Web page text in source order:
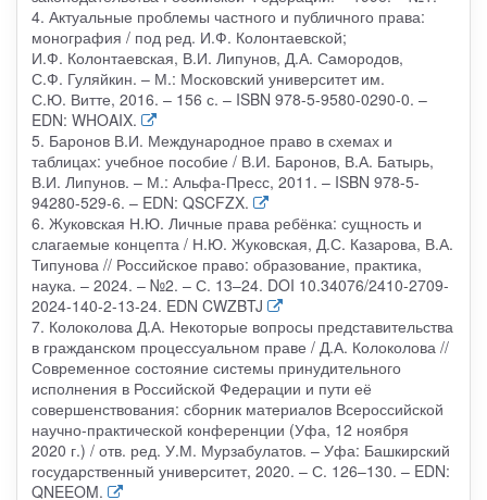
4. Актуальные проблемы частного и публичного права:
монография / под ред. И.Ф. Колонтаевской;
И.Ф. Колонтаевская, В.И. Липунов, Д.А. Самородов,
С.Ф. Гуляйкин. – М.: Московский университет им.
С.Ю. Витте, 2016. – 156 с. – ISBN 978-5-9580-0290-0. –
EDN: WHOAIX.
5. Баронов В.И. Международное право в схемах и
таблицах: учебное пособие / В.И. Баронов, В.А. Батырь,
В.И. Липунов. – М.: Альфа-Пресс, 2011. – ISBN 978-5-
94280-529-6. – EDN: QSCFZX.
6. Жуковская Н.Ю. Личные права ребёнка: сущность и
слагаемые концепта / Н.Ю. Жуковская, Д.С. Казарова, В.А.
Типунова // Российское право: образование, практика,
наука. – 2024. – №2. – С. 13–24. DOI 10.34076/2410-2709-
2024-140-2-13-24. EDN CWZBTJ
7. Колоколова Д.А. Некоторые вопросы представительства
в гражданском процессуальном праве / Д.А. Колоколова //
Современное состояние системы принудительного
исполнения в Российской Федерации и пути её
совершенствования: сборник материалов Всероссийской
научно-практической конференции (Уфа, 12 ноября
2020 г.) / отв. ред. У.М. Мурзабулатов. – Уфа: Башкирский
государственный университет, 2020. – С. 126–130. – EDN:
QNEEOM.